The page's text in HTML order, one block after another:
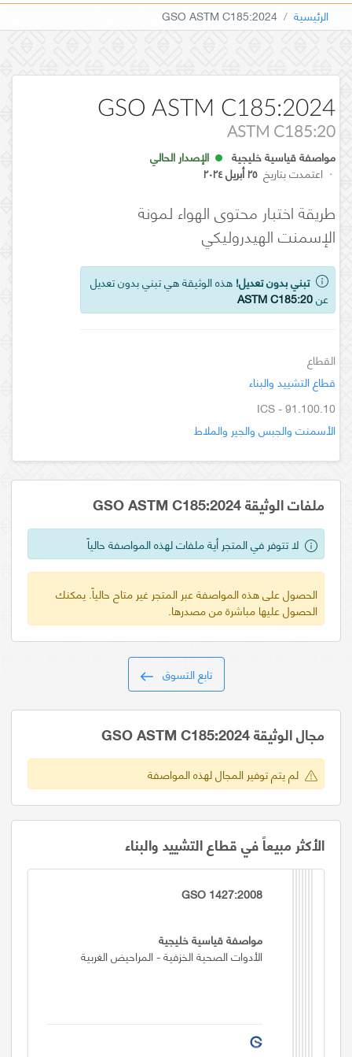
الرئيسية GSO ASTM C185:2024
GSO ASTM C185:2024
ASTM C185:20
مواصفة قياسية خليجية
الإصدار الحالي
· اعتمدت بتاريخ ٢٥ أبريل ٢٠٢٤
طريقة اختبار محتوى الهواء لمونة
الإسمنت الهيدروليكي
تبني بدون تعديل! هذه الوثيقة هي تبني بدون تعديل
عنASTM C185:20
القطاع
قطاع التشييد والبناء
ICS - 91.100.10
الأسمنت والجبس والجير والملاط
ملفات الوثيقة GSO ASTM C185:2024
لا تتوفر في المتجر أية ملفات لهذه المواصفة حالياً
الحصول على هذه المواصفة عبر المتجر غير متاح حالياً. يمكنك
الحصول عليها مباشرة من مصدرها.
تابع التسوق
مجال الوثيقة GSO ASTM C185:2024
لم يتم توفير المجال لهذه المواصفة
الأكثر مبيعاً في قطاع التشييد والبناء
GSO 1427:2008
مواصفة قياسية خليجية
الأدوات الصحية الخزفية - المراحيض الغربية